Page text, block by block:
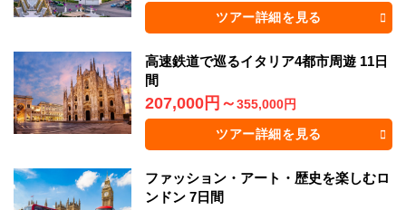
ツアー詳細を見る
高速鉄道で巡るイタリア4都市周遊 11日
間
207,000円 ～355,000円
ツアー詳細を見る
ファッション・アート・歴史を楽しむロ
ンドン 7日間